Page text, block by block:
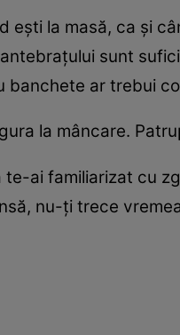
eşti la masă, ca şi
sunt
ar trebui
la mâncare.
ai familiarizat cu
nu-ţi trece